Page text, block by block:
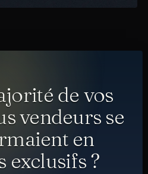
de vos
vendeurs se
en
exclusifs ?